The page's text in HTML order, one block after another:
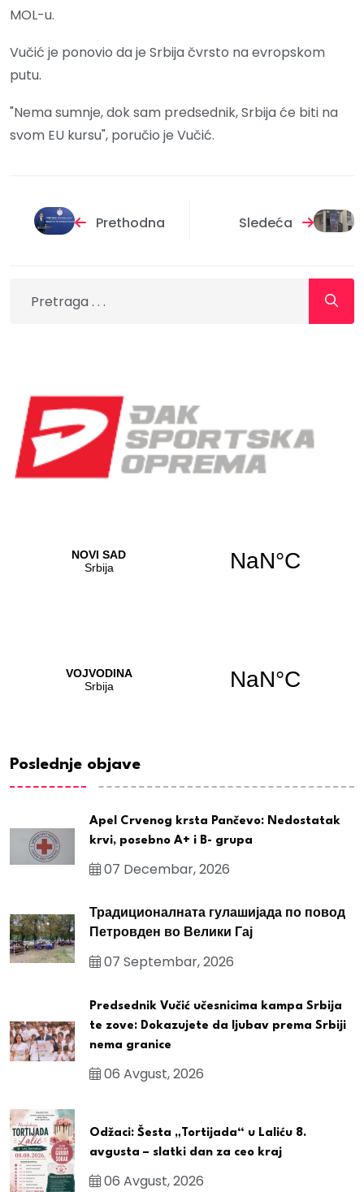
MOL-u.
Vučić je ponovio da je Srbija čvrsto na evropskom
putu.
"Nema sumnje, dok sam predsednik, Srbija će biti na
svom EU kursu", poručio je Vučić.
Prethodna Sledeća
Poslednje objave
Apel Crvenog krsta Pančevo: Nedostatak
krvi, posebno A+ i B- grupa
07 Decembar, 2026
Традиционалната гулашијада по повод
Петровден во Велики Гај
07 Septembar, 2026
Predsednik Vučić učesnicima kampa Srbija
te zove: Dokazujete da ljubav prema Srbiji
nema granice
06 Avgust, 2026
Odžaci: Šesta „Tortijada“ u Laliću 8.
avgusta – slatki dan za ceo kraj
06 Avgust, 2026